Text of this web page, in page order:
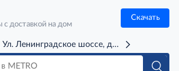
с доставкой на дом
Скачать
Ул. Ленинградское шоссе, д. 71Г (м. Речной